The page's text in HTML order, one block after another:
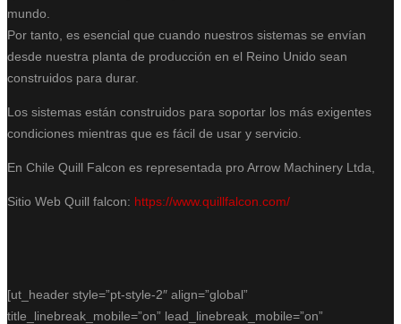
mundo.
Por tanto, es esencial que cuando nuestros sistemas se envían
desde nuestra planta de producción en el Reino Unido sean
construidos para durar.
Los sistemas están construidos para soportar los más exigentes
condiciones mientras que es fácil de usar y servicio.
En Chile Quill Falcon es representada pro Arrow Machinery Ltda,
Sitio Web Quill falcon: https://www.quillfalcon.com/
[ut_header style=”pt-style-2″ align=”global”
title_linebreak_mobile=”on” lead_linebreak_mobile=”on”